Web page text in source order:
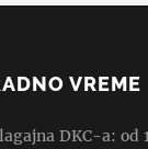
VREME
DKC-a: od